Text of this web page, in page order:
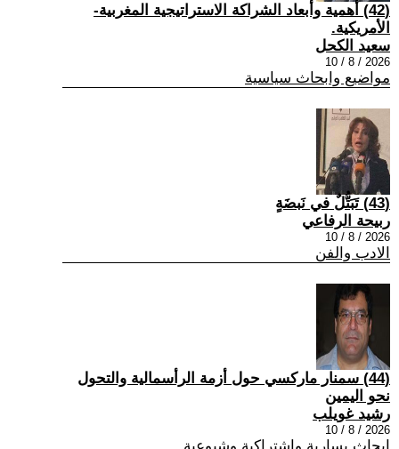
(42) أهمية وأبعاد الشراكة الاستراتيجية المغربية-
الأمريكية.
سعيد الكحل
2026 / 8 / 10
مواضيع وابحاث سياسية
(43) تَبَتُّلٌ في نَبضَةٍ
ربيحة الرفاعي
2026 / 8 / 10
الادب والفن
(44) سمنار ماركسي حول أزمة الرأسمالية والتحول
نحو اليمين
رشيد غويلب
2026 / 8 / 10